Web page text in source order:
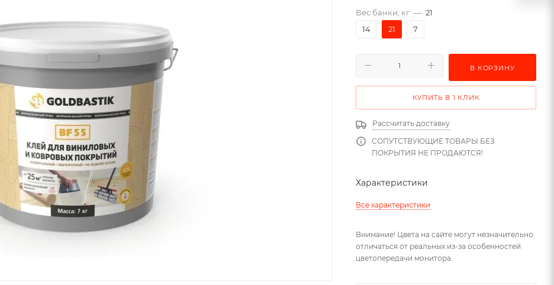
Вес банки, кг — 21
14
21 7
В КОРЗИНУ
КУПИТЬ В 1 КЛИК
Рассчитать доставку
СОПУТСТВУЮЩИЕ ТОВАРЫ БЕЗ
ПОКРЫТИЯ НЕ ПРОДАЮТСЯ!
Характеристики
Все характеристики
Внимание! Цвета на сайте могут незначительно
отличаться от реальных из-за особенностей
цветопередачи монитора.